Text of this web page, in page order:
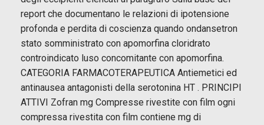
report che documentano le relazioni di ipotensione
profonda e perdita di coscienza quando ondansetron
stato somministrato con apomorfina cloridrato
controindicato luso concomitante con apomorfina.
CATEGORIA FARMACOTERAPEUTICA Antiemetici ed
antinausea antagonisti della serotonina HT . PRINCIPI
ATTIVI Zofran mg Compresse rivestite con film ogni
compressa rivestita con film contiene mg di